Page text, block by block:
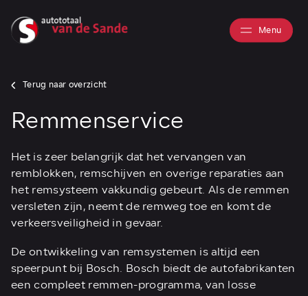
Menu
Terug naar overzicht
Remmenservice
Het is zeer belangrijk dat het vervangen van
remblokken, remschijven en overige reparaties aan
het remsysteem vakkundig gebeurt. Als de remmen
versleten zijn, neemt de remweg toe en komt de
verkeersveiligheid in gevaar.
De ontwikkeling van remsystemen is altijd een
speerpunt bij Bosch. Bosch biedt de autofabrikanten
een compleet remmen-programma, van losse